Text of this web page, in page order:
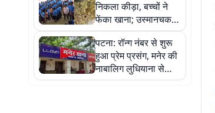
निकला कीड़ा, बच्चों ने
फेंका खाना; उस्मानचक
मध्य विद्यालय में
अभिभावकों का हंगामा
पटना: रॉन्ग नंबर से शुरू
हुआ प्रेम प्रसंग, मनेर की
नाबालिग लुधियाना से
बरामद, जांच जारी